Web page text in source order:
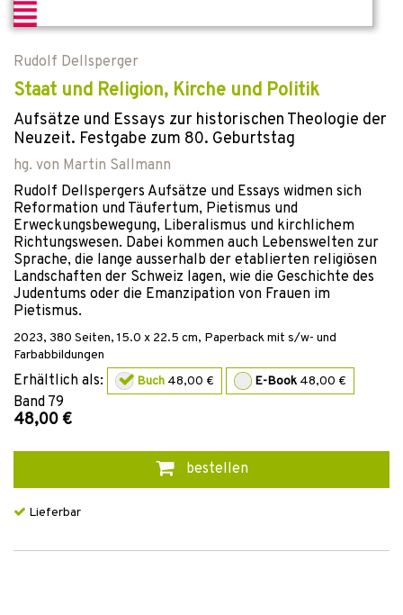
Rudolf Dellsperger
Staat und Religion, Kirche und Politik
Aufsätze und Essays zur historischen Theologie der
Neuzeit. Festgabe zum 80. Geburtstag
hg. von Martin Sallmann
Rudolf Dellspergers Aufsätze und Essays widmen sich
Reformation und Täufertum, Pietismus und
Erweckungsbewegung, Liberalismus und kirchlichem
Richtungswesen. Dabei kommen auch Lebenswelten zur
Sprache, die lange ausserhalb der etablierten religiösen
Landschaften der Schweiz lagen, wie die Geschichte des
Judentums oder die Emanzipation von Frauen im
Pietismus.
2023, 380 Seiten, 15.0 x 22.5 cm, Paperback mit s/w- und
Farbabbildungen
Erhältlich als: Buch 48,00 € E-Book 48,00 €
Band 79
48,00 €
bestellen
Lieferbar